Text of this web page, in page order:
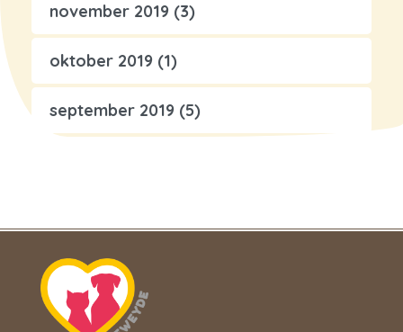
november 2019 (3)
oktober 2019 (1)
september 2019 (5)